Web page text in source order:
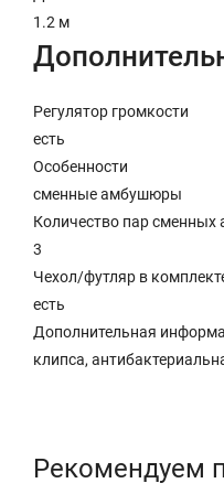
1.2 м
Регулятор громкости
есть
Особенности
сменные амбушюры
Количество пар
3
Чехол/футляр в
есть
Дополнительная
клипса,
Рекомендуем